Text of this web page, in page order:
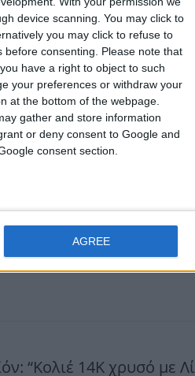
device scanning. You may click to
you may click to refuse to
consenting.
Please note that
have a right to object to such
your preferences or withdraw your
at the bottom of the webpage.
gather and store information
or deny consent to Google and
consent section.
AGREE
αφορά 1προϊόνσε 14k χρυσό
από τις παραμέτρους πού σας
μαζί μας μέσω email ή
“Κολιέ 14Κ χρυσό με